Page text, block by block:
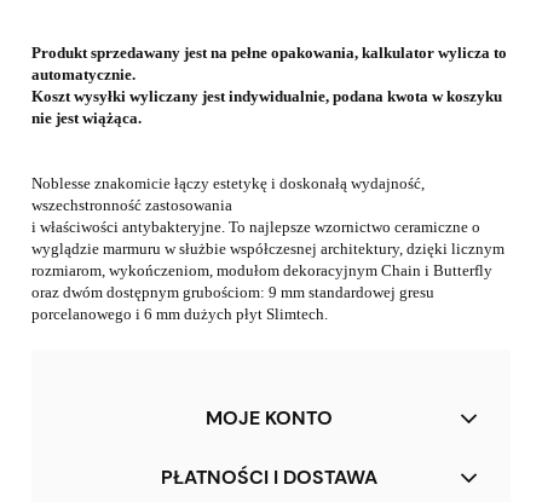
Produkt sprzedawany jest na pełne opakowania, kalkulator wylicza to
automatycznie.
Koszt wysyłki wyliczany jest indywidualnie, podana kwota w koszyku
nie jest wiążąca.
Noblesse znakomicie łączy estetykę i doskonałą wydajność,
wszechstronność zastosowania
i właściwości antybakteryjne. To najlepsze wzornictwo ceramiczne o
wyglądzie marmuru w służbie współczesnej architektury, dzięki licznym
rozmiarom, wykończeniom, modułom dekoracyjnym Chain i Butterfly
oraz dwóm dostępnym grubościom: 9 mm standardowej gresu
porcelanowego i 6 mm dużych płyt Slimtech.
MOJE KONTO
PŁATNOŚCI I DOSTAWA